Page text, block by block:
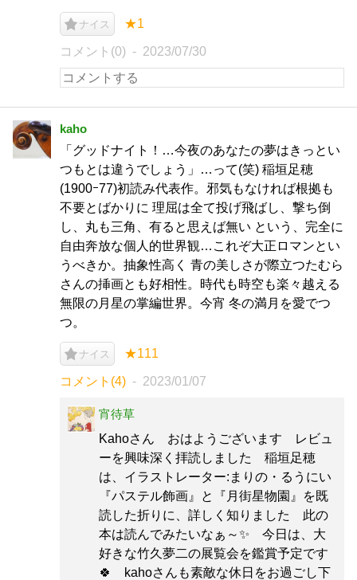
ナイス ★1
コメント(0) 2023/07/30
kaho
「グッドナイト！…今夜のあなたの夢はきっとい
つもとは違うでしょう」…って(笑) 稲垣足穂
(1900ｰ77)初読み代表作。邪気もなければ根拠も
不要とばかりに 理屈は全て投げ飛ばし、撃ち倒
し、丸も三角、有ると思えば無い という、完全に
自由奔放な個人的世界観…これぞ大正ロマンとい
うべきか。抽象性高く 青の美しさが際立つたむら
さんの挿画とも好相性。時代も時空も楽々越える
無限の月星の掌編世界。今宵 冬の満月を愛でつ
つ。
ナイス ★111
コメント(4) 2023/01/07
宵待草
Kahoさん おはようございます レビュ
ーを興味深く拝読しました 稲垣足穂
は、イラストレーター:まりの・るうにい
『パステル飾画』と『月街星物園』を既
読した折りに、詳しく知りました 此の
本は読んでみたいなぁ～✨ 今日は、大
好きな竹久夢二の展覧会を鑑賞予定です
🍀 kahoさんも素敵な休日をお過ごし下